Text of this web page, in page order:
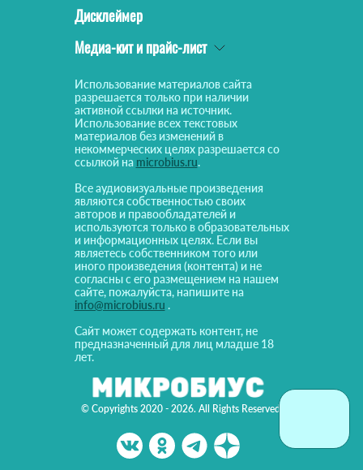
© Copyrights 2020 - 2026. All Rights Reserved!
Дисклеймер
Медиа-кит и прайс-лист
Использование материалов сайта
разрешается только при наличии
активной ссылки на источник.
Использование всех текстовых
материалов без изменений в
некоммерческих целях разрешается со
ссылкой на microbius.ru.
Все аудиовизуальные произведения
являются собственностью своих
авторов и правообладателей и
используются только в образовательных
и информационных целях. Если вы
являетесь собственником того или
иного произведения (контента) и не
согласны с его размещением на нашем
сайте, пожалуйста, напишите на
info@microbius.ru .
Сайт может содержать контент, не
предназначенный для лиц младше 18
лет.